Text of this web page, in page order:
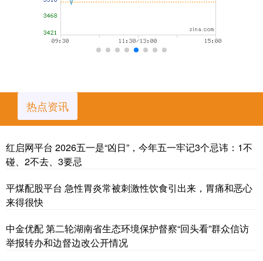
热点资讯
红启网平台 2026五一是“凶日”，今年五一牢记3个忌讳：1不
碰、2不去、3要忌
平煤配股平台 急性胃炎常被刺激性饮食引出来，胃痛和恶心
来得很快
中金优配 第二轮湖南省生态环境保护督察“回头看”群众信访
举报转办和边督边改公开情况